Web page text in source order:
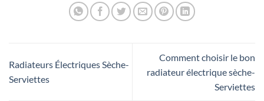
Radiateurs Électriques Sèche-
Serviettes
Comment choisir le bon
radiateur électrique sèche-
Serviettes